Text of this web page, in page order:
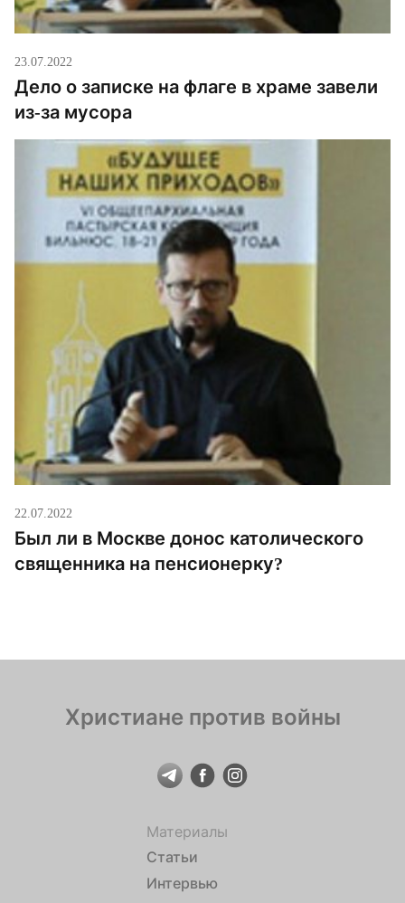
23.07.2022
Дело о записке на флаге в храме завели
из-за мусора
22.07.2022
Был ли в Москве донос католического
священника на пенсионерку?
Христиане против войны
Материалы
Статьи
Интервью